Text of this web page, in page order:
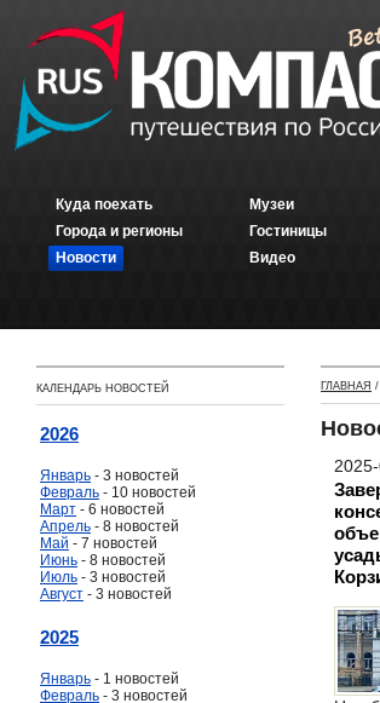
Куда поехать
Города и регионы
Новости
Музеи
Гостиницы
Видео
КАЛЕНДАРЬ НОВОСТЕЙ
2026
Январь - 3 новостей
Февраль - 10 новостей
Март - 6 новостей
Апрель - 8 новостей
Май - 7 новостей
Июнь - 8 новостей
Июль - 3 новостей
Август - 3 новостей
2025
Январь - 1 новостей
Февраль - 3 новостей
ГЛАВНАЯ /